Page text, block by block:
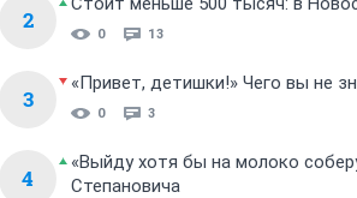
2
0 13
3
«Привет, детишки!» Чего вы не
0 3
4
«Выйду хотя бы на молоко
Степановича